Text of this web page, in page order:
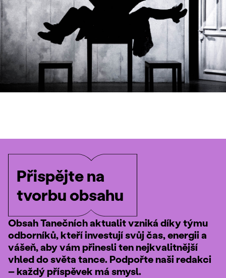
Přispějte na
tvorbu obsahu
Obsah Tanečních aktualit vzniká díky týmu
odborníků, kteří investují svůj čas, energii a
vášeň, aby vám přinesli ten nejkvalitnější
vhled do světa tance. Podpořte naši redakci
– každý příspěvek má smysl.